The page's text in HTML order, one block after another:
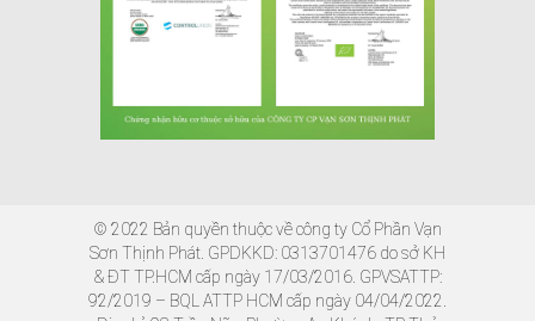
© 2022 Bản quyền thuộc về công ty Cổ Phần Vạn
Sơn Thịnh Phát. GPDKKD: 0313701476 do sở KH
& ĐT TP.HCM cấp ngày 17/03/2016. GPVSATTP:
92/2019 – BQL ATTP HCM cấp ngày 04/04/2022.